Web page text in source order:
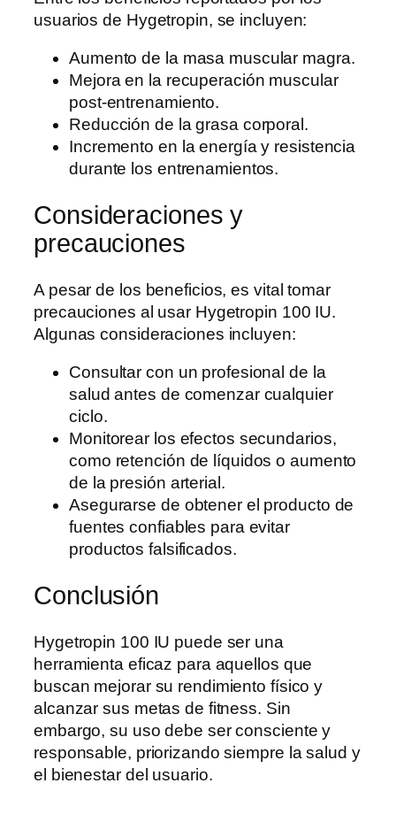
usuarios de Hygetropin, se incluyen:
Aumento de la masa muscular magra.
Mejora en la recuperación muscular
post-entrenamiento.
Reducción de la grasa corporal.
Incremento en la energía y resistencia
durante los entrenamientos.
Consideraciones y
precauciones
A pesar de los beneficios, es vital tomar
precauciones al usar Hygetropin 100 IU.
Algunas consideraciones incluyen:
Consultar con un profesional de la
salud antes de comenzar cualquier
ciclo.
Monitorear los efectos secundarios,
como retención de líquidos o aumento
de la presión arterial.
Asegurarse de obtener el producto de
fuentes confiables para evitar
productos falsificados.
Conclusión
Hygetropin 100 IU puede ser una
herramienta eficaz para aquellos que
buscan mejorar su rendimiento físico y
alcanzar sus metas de fitness. Sin
embargo, su uso debe ser consciente y
responsable, priorizando siempre la salud y
el bienestar del usuario.